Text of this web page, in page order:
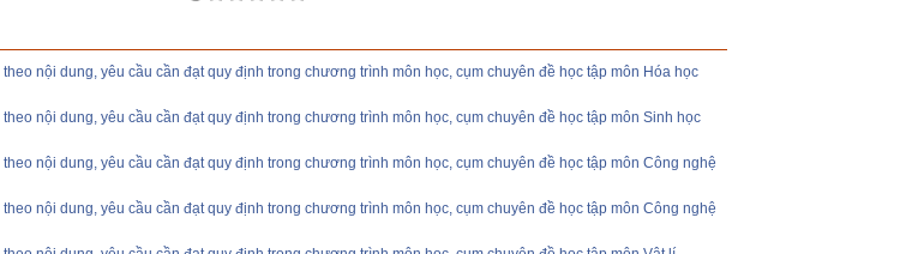
nội dung, yêu cầu cần đạt quy định trong chương trình môn học, cụm chuyên đề học tập môn Hóa học
nội dung, yêu cầu cần đạt quy định trong chương trình môn học, cụm chuyên đề học tập môn Sinh học
nội dung, yêu cầu cần đạt quy định trong chương trình môn học, cụm chuyên đề học tập môn Công nghệ
nội dung, yêu cầu cần đạt quy định trong chương trình môn học, cụm chuyên đề học tập môn Công nghệ